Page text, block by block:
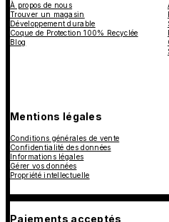
À propos de nous
Trouver un magasin
Développement durable
Coque de Protection 100% Recyclée
Blog
Mentions légales
Conditions générales de vente
Confidentialité des données
Informations légales
Gérer vos données
Propriété intellectuelle
Paiements acceptés